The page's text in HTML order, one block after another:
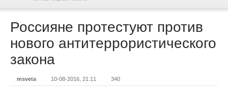
Россияне протестуют против
нового антитеррористического
закона
msveta 10-08-2016, 21:11 340